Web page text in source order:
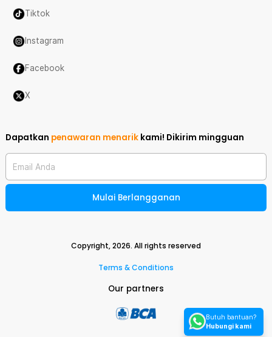
Tiktok
Instagram
Facebook
X
Dapatkan penawaran menarik kami! Dikirim mingguan
Email Anda
Mulai Berlangganan
Copyright,2026. All rights reserved
Terms & Conditions
Our partners
Butuh bantuan?
Hubungi kami